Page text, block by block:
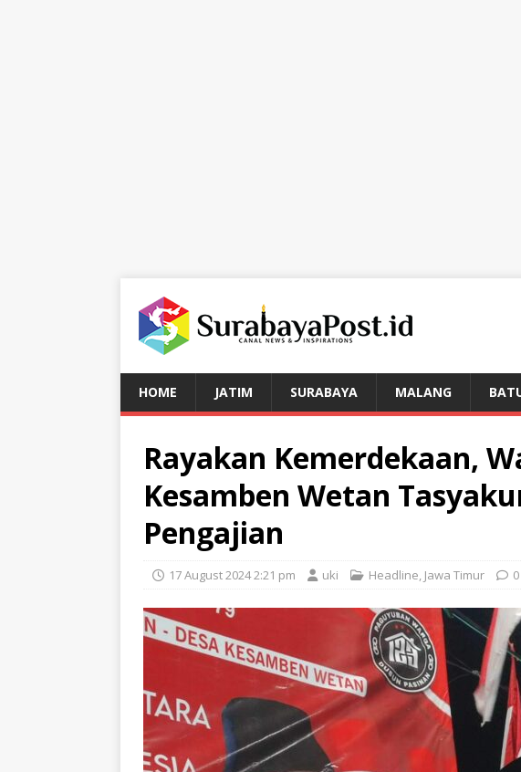
HOME JATIM SURABAYA MALANG
Rayakan Kemerdekaan,
Kesamben Wetan
Pengajian
17 August 2024 2:21 pm uki Headline, Jawa Timur 0